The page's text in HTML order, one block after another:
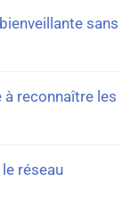
sans
à reconnaître les
réseau